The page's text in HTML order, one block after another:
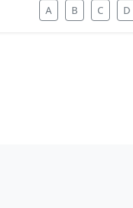
A B C D